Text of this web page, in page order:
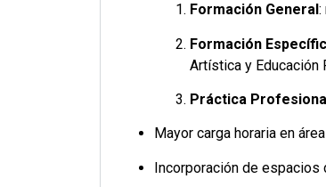
Formación General:
Formación
Artística y Educación
Práctica
Mayor carga horaria en
Incorporación de espacios